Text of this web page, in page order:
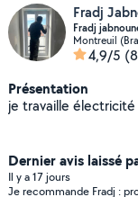
Fradj
Fradj
Montreuil
4,9/5
Présentation
je travaille
Dernier avis laissé
Il y a 17 jours
Je recommande Fradj :